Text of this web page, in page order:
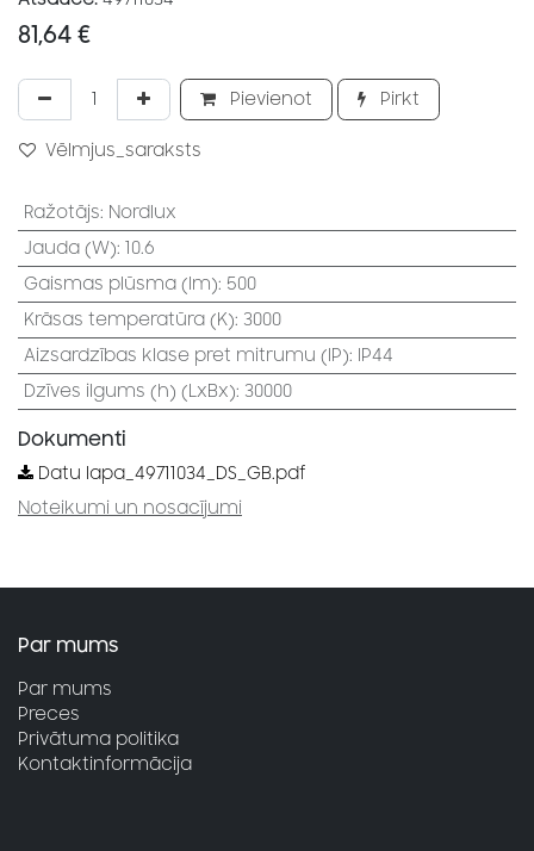
81,64 €
Pievienot Pirkt
Vēlmjus_saraksts
Ražotājs: Nordlux
Jauda (W): 10.6
Gaismas plūsma (lm): 500
Krāsas temperatūra (K): 3000
Aizsardzības klase pret mitrumu (IP): IP44
Dzīves ilgums (h) (LxBx): 30000
Dokumenti
Datu lapa_49711034_DS_GB.pdf
Noteikumi un nosacījumi
Par mums
Par mums
Preces
Privātuma politika
Kontaktinformācija